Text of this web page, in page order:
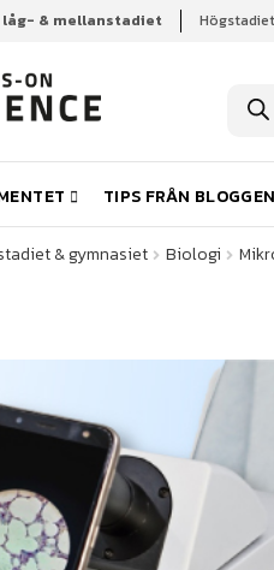
låg- & mellanstadiet
u
k
t
s
ö
k
TIPS FRÅN BLOGGEN
& gymnasiet Biologi
& gymnasiet Biologi